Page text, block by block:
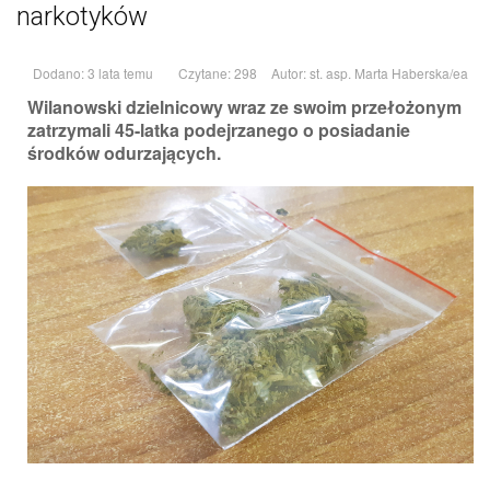
narkotyków
Dodano: 3 lata temu Czytane: 298 Autor:st. asp. Marta Haberska/ea
Wilanowski dzielnicowy wraz ze swoim przełożonym
zatrzymali 45-latka podejrzanego o posiadanie
środków odurzających.